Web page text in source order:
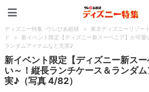
ディズニー特集 -ウレぴあ総研 > 東京ディズニーリゾート
ド
>
新イベント限定【ディズニー新スーベニア】が可愛
ランダムアイテムなど充実♪
新イベント限定【ディズニー新ス
い～！縦長ランチケース＆ランダ
実♪（写真 4/82）